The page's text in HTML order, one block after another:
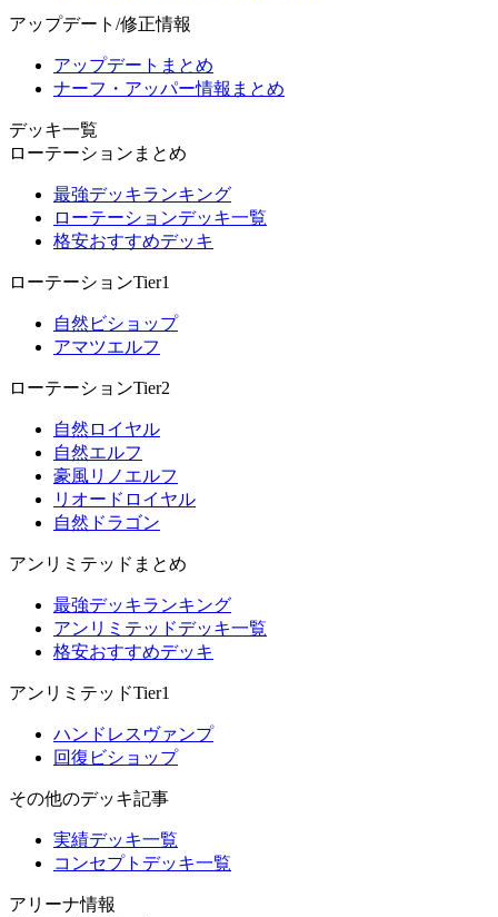
アップデート/修正情報
アップデートまとめ
ナーフ・アッパー情報まとめ
デッキ一覧
ローテーションまとめ
最強デッキランキング
ローテーションデッキ一覧
格安おすすめデッキ
ローテーションTier1
自然ビショップ
アマツエルフ
ローテーションTier2
自然ロイヤル
自然エルフ
豪風リノエルフ
リオードロイヤル
自然ドラゴン
アンリミテッドまとめ
最強デッキランキング
アンリミテッドデッキ一覧
格安おすすめデッキ
アンリミテッドTier1
ハンドレスヴァンプ
回復ビショップ
その他のデッキ記事
実績デッキ一覧
コンセプトデッキ一覧
アリーナ情報